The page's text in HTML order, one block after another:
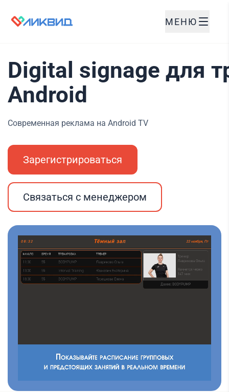
МЕНЮ
Digital signage для
Android
Современная реклама на Android TV
Зарегистрироваться
Связаться с менеджером